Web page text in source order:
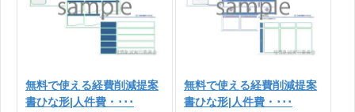
無料で使える経費削減提案
書ひな形|人件費・･･･
無料で使える経費削減提案
書ひな形|人件費・･･･